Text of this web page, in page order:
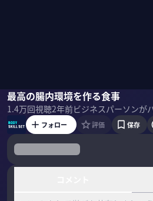
最高の腸内環境を作る食事
1.4万回視聴2年前
國澤純国山ハセン
フォロー 評価 保存